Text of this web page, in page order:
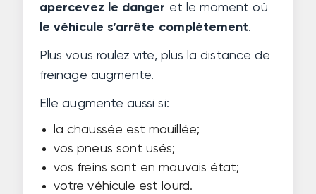
apercevez le danger et le moment où
le véhicule s’arrête complètement.
Plus vous roulez vite, plus la distance de
freinage augmente.
Elle augmente aussi si:
la chaussée est mouillée;
vos pneus sont usés;
vos freins sont en mauvais état;
votre véhicule est lourd.